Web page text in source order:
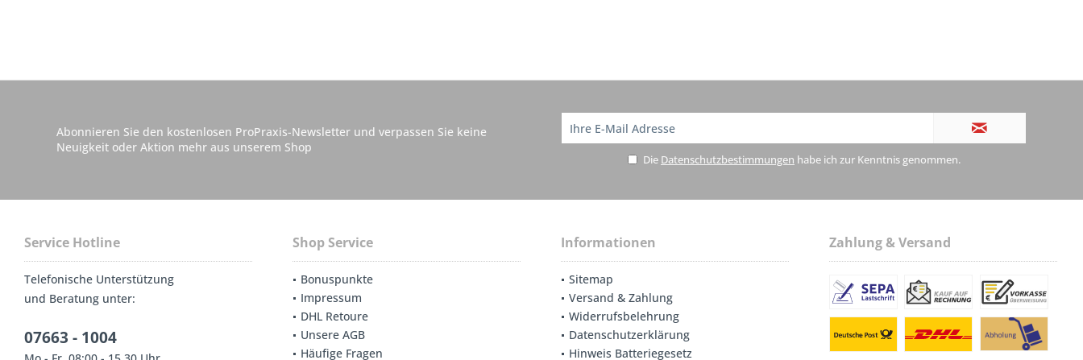
Abonnieren Sie den kostenlosen ProPraxis-Newsletter und verpassen Sie keine
Neuigkeit oder Aktion mehr aus unserem Shop
Die Datenschutzbestimmungen habe ich zur Kenntnis genommen.
Service Hotline
Telefonische Unterstützung
und Beratung unter:
07663 - 1004
Shop Service
Bonuspunkte
Impressum
DHL Retoure
Unsere AGB
Häufige Fragen
Informationen
Sitemap
Versand & Zahlung
Widerrufsbelehrung
Datenschutzerklärung
Hinweis Batteriegesetz
Zahlung & Versand